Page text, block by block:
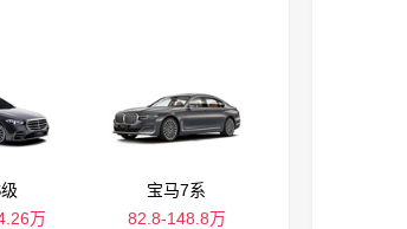
万
宝马7系
82.8-148.8万